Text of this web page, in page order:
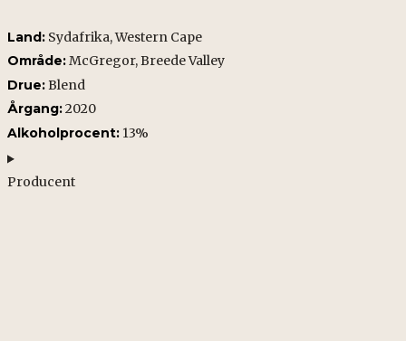
Land: Sydafrika, Western Cape
Område:McGregor, Breede Valley
Drue:Blend
Årgang:2020
Alkoholprocent: 13%
Producent